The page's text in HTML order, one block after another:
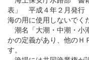
表」 平成４年２月発行
海の用に使用しないでく
潮名「大潮・中潮・小
かの定義があり、他のＨ
す。